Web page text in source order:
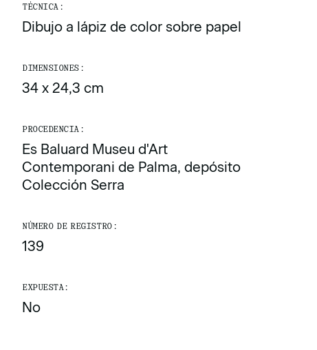
TÉCNICA:
Dibujo a lápiz de color sobre papel
DIMENSIONES:
34 x 24,3 cm
PROCEDENCIA:
Es Baluard Museu d'Art
Contemporani de Palma, depósito
Colección Serra
NÚMERO DE REGISTRO:
139
EXPUESTA:
No